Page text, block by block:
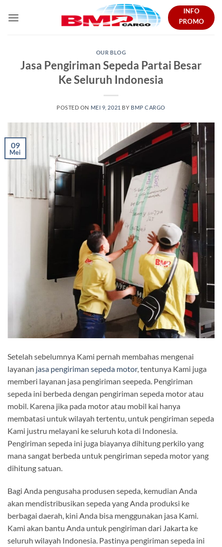
INFO
PROMO
OUR BLOG
Jasa Pengiriman Sepeda Partai Besar
Ke Seluruh Indonesia
POSTED ON MEI 9, 2021 BY BMP CARGO
09
Mei
Setelah sebelumnya Kami pernah membahas mengenai
layanan jasa pengiriman sepeda motor, tentunya Kami juga
memberi layanan jasa pengiriman seepeda. Pengiriman
sepeda ini berbeda dengan pengiriman sepeda motor atau
mobil. Karena jika pada motor atau mobil kai hanya
membatasi untuk wilayah tertentu, untuk pengiriman sepeda
Kami justru melayani ke seluruh kota di Indonesia.
Pengiriman sepeda ini juga biayanya dihitung perkilo yang
mana sangat berbeda untuk pengiriman sepeda motor yang
dihitung satuan.
Bagi Anda pengusaha produsen sepeda, kemudian Anda
akan mendistribusikan sepeda yang Anda produksi ke
berbagai daerah, kini Anda bisa menggunakan jasa Kami.
Kami akan bantu Anda untuk pengiriman dari Jakarta ke
seluruh wilayah Indonesia. Pastinya pengiriman sepeda ini